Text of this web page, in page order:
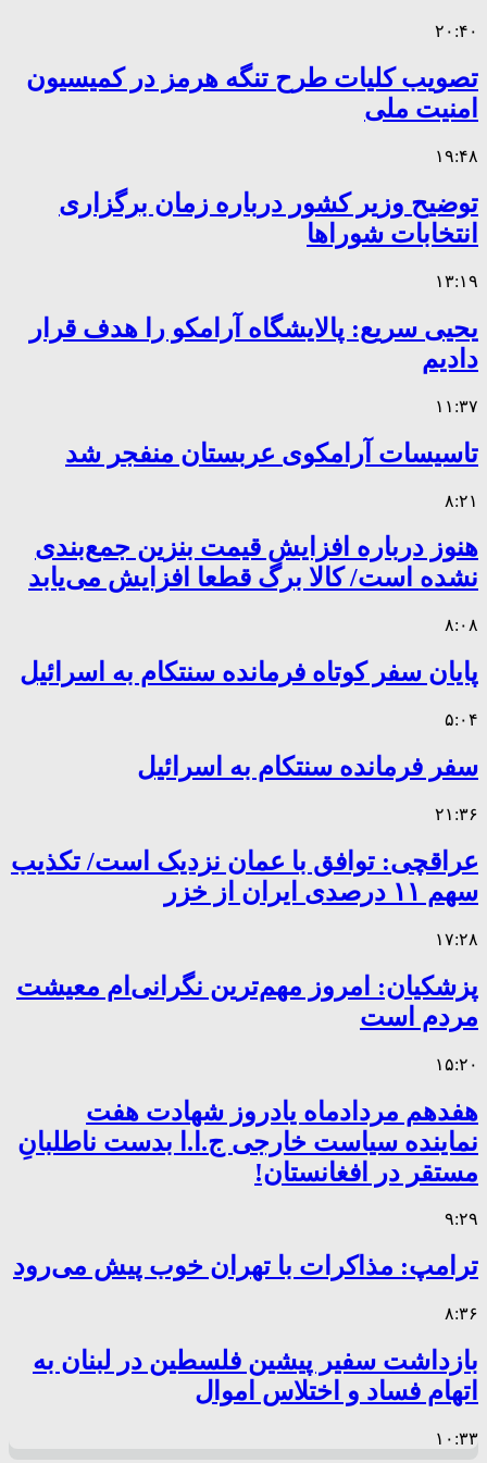
۲۰:۴۰
تصویب کلیات طرح تنگه هرمز در کمیسیون
امنیت ملی
۱۹:۴۸
توضیح وزیر کشور درباره زمان برگزاری
انتخابات شوراها
۱۳:۱۹
یحیی سریع: پالایشگاه آرامکو را هدف قرار
دادیم
۱۱:۳۷
تاسیسات آرامکوی عربستان منفجر شد
۸:۲۱
هنوز درباره افزایش قیمت بنزین جمع‌بندی
نشده است/ کالا برگ قطعا افزایش می‌یابد
۸:۰۸
پایان سفر کوتاه فرمانده سنتکام به اسرائیل
۵:۰۴
سفر فرمانده سنتکام به اسرائیل
۲۱:۳۶
عراقچی: توافق با عمان نزدیک است/ تکذیب
سهم ۱۱ درصدی ایران از خزر
۱۷:۲۸
پزشکیان: امروز مهم‌ترین نگرانی‌ام معیشت
مردم است
۱۵:۲۰
هفدهم مردادماه یادروز شهادت هفت
نماینده سیاست خارجی ج.ا.ا بدست ناطلبانِ
مستقر در افغانستان!
۹:۲۹
ترامپ: مذاکرات با تهران خوب پیش می‌رود
۸:۳۶
بازداشت سفیر پیشین فلسطین در لبنان به
اتهام فساد و اختلاس اموال
۱۰:۳۳